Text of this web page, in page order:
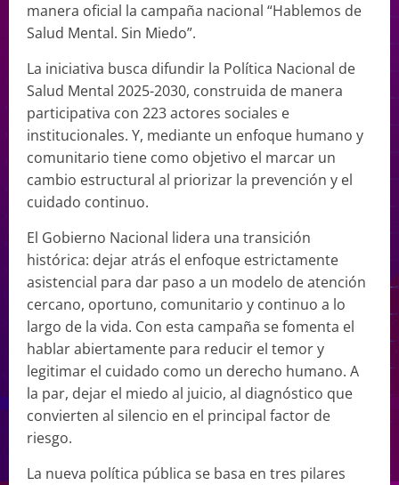
manera oficial la campaña nacional “Hablemos de
Salud Mental. Sin Miedo”.
La iniciativa busca difundir la Política Nacional de
Salud Mental 2025-2030, construida de manera
participativa con 223 actores sociales e
institucionales. Y, mediante un enfoque humano y
comunitario tiene como objetivo el marcar un
cambio estructural al priorizar la prevención y el
cuidado continuo.
El Gobierno Nacional lidera una transición
histórica: dejar atrás el enfoque estrictamente
asistencial para dar paso a un modelo de atención
cercano, oportuno, comunitario y continuo a lo
largo de la vida. Con esta campaña se fomenta el
hablar abiertamente para reducir el temor y
legitimar el cuidado como un derecho humano. A
la par, dejar el miedo al juicio, al diagnóstico que
convierten al silencio en el principal factor de
riesgo.
La nueva política pública se basa en tres pilares